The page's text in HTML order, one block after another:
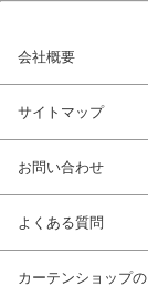
会社概要
サイトマップ
お問い合わせ
よくある質問
カーテンショップ